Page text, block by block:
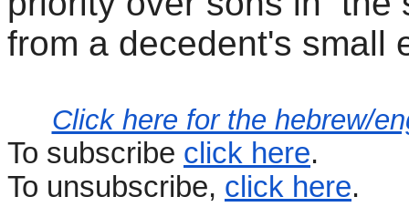
from a decedent's small
Click here for the hebrew/
To subscribe click here.
To unsubscribe, click here.